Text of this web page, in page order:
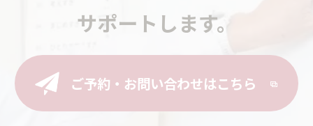
サポートします。
ご予約・お問い合わせはこちら